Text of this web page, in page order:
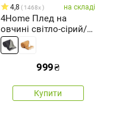
4,8 1468x на складі
4Home Плед на
овчині світло-сірий/
антрацитовий, 150 x
200 см
999₴
Купити